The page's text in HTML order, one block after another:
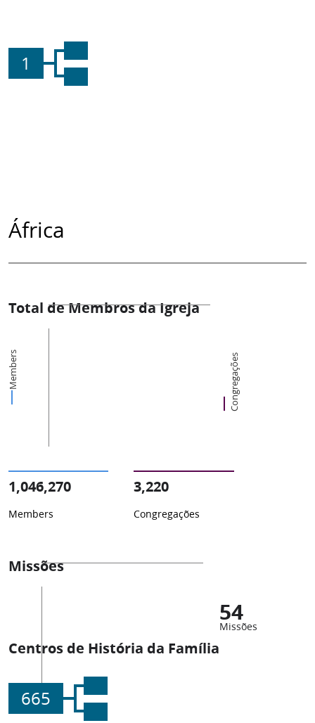
1
África
Total de Membros da Igreja
Members Congregações
1,046,270
Members
3,220
Congregações
Missões
54
Missões
Centros de História da Família
665